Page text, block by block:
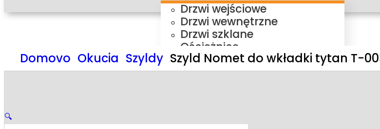
Drzwi wejściowe
Drzwi wewnętrzne
Drzwi szklane
Ościeżnice
Ościeżnice regulowane
Domovo Okucia Szyldy Szyld Nomet do wkładki tytan T-
🔍